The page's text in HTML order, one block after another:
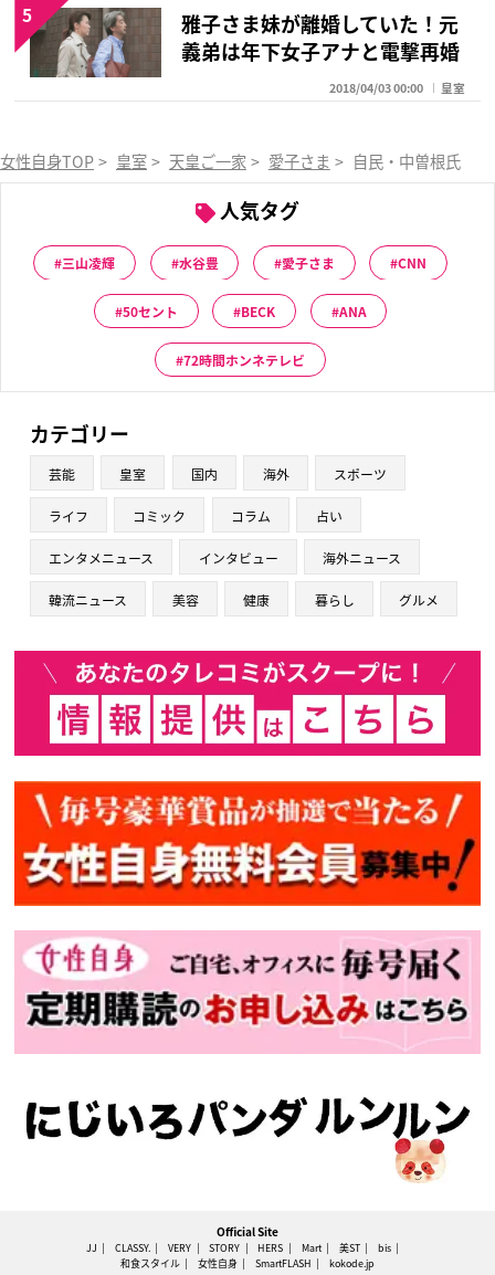
雅子さま妹が離婚していた！元
義弟は年下女子アナと電撃再婚
2018/04/03 00:00 皇室
5
女性自身TOP > 皇室 > 天皇ご一家 > 愛子さま > 自民・中曽根氏「
人気タグ
三山凌輝 水谷豊 愛子さま CNN
50セント BECK ANA
72時間ホンネテレビ
カテゴリー
芸能 皇室 国内 海外 スポーツ
ライフ コミック コラム 占い
エンタメニュース インタビュー 海外ニュース
韓流ニュース 美容 健康 暮らし グルメ
Official Site
JJ CLASSY. VERY STORY HERS Mart 美ST
bis
和食スタイル
女性自身 SmartFLASH kokode.jp